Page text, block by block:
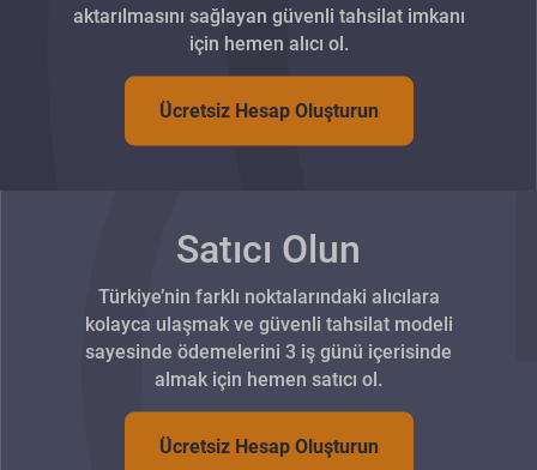
aktarılmasını sağlayan güvenli tahsilat imkanı
için hemen alıcı ol.
Ücretsiz Hesap Oluşturun
Satıcı Olun
Türkiye’nin farklı noktalarındaki alıcılara
kolayca ulaşmak ve güvenli tahsilat modeli
sayesinde ödemelerini 3 iş günü içerisinde
almak için hemen satıcı ol.
Ücretsiz Hesap Oluşturun